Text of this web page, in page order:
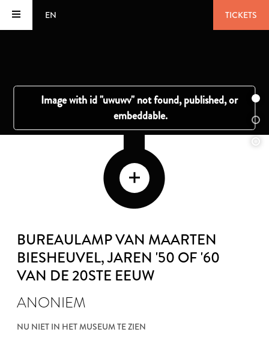
EN TICKETS
BUREAULAMP VAN MAARTEN
BIESHEUVEL, JAREN '50 OF '60
VAN DE 20STE EEUW
ANONIEM
NU NIET IN HET MUSEUM TE ZIEN